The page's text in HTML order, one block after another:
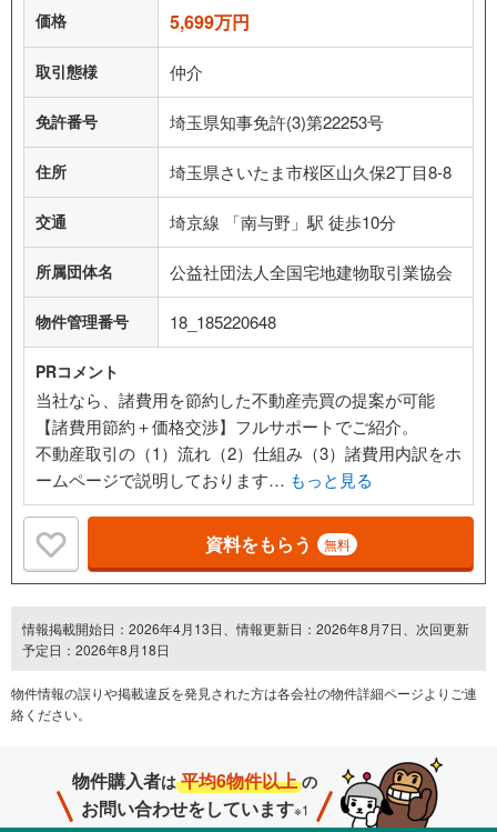
価格 5,699万円
取引態様 仲介
免許番号 埼玉県知事免許(3)第22253号
住所 埼玉県さいたま市桜区山久保2丁目8-8
交通 埼京線 「南与野」駅 徒歩10分
所属団体名 公益社団法人全国宅地建物取引業協会
物件管理番号 18_185220648
PRコメント
当社なら、諸費用を節約した不動産売買の提案が可能
【諸費用節約＋価格交渉】フルサポートでご紹介。
不動産取引の（1）流れ（2）仕組み（3）諸費用内訳をホ
ームページで説明しております… もっと見る
資料をもらう 無料
情報掲載開始日：2026年4月13日、情報更新日：2026年8月7日、次回更新
予定日：2026年8月18日
物件情報の誤りや掲載違反を発⾒された方は各会社の物件詳細ページよりご連
絡ください。
物件購入者は 平均6物件以上 の
お問い合わせをしています※1